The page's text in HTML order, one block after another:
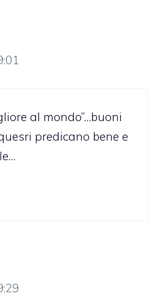
al mondo”…buoni
predicano bene e